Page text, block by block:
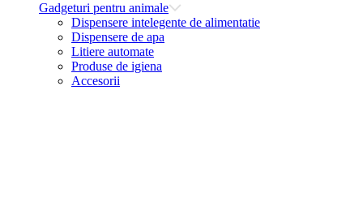
Gadgeturi pentru animale
Dispensere intelegente de alimentatie
Dispensere de apa
Litiere automate
Produse de igiena
Accesorii